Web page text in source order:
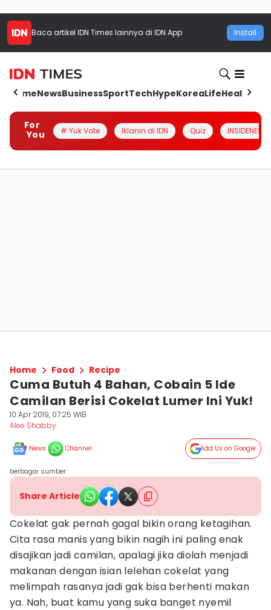
Baca artikel IDN Times lainnya di IDN App Install
HomeNewsBusinessSportTechHypeKoreaLifeHealth
For
You
# Yuk Vote Iklanin di IDN Quiz INSIDENESIA
Home Food Recipe
Cuma Butuh 4 Bahan, Cobain 5 Ide
Camilan Berisi Cokelat Lumer Ini Yuk!
10 Apr 2019, 07:25 WIB
Alee Shabby
News Channel Add Us on Google
berbagai sumber
Share Article
Cokelat gak pernah gagal bikin orang ketagihan.
Cita rasa manis yang bikin nagih ini paling enak
disajikan jadi camilan, apalagi jika diolah menjadi
makanan dengan isian lelehan cokelat yang
melimpah rasanya jadi gak bisa berhenti makan
ya. Nah, buat kamu yang suka banget nyemil